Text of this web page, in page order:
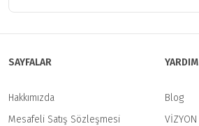
SAYFALAR
Hakkımızda
Mesafeli Satış Sözleşmesi
YARDIM
Blog
VİZYON